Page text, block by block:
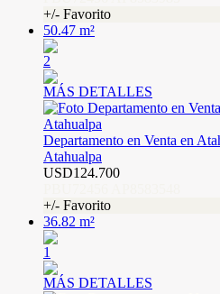
+/- Favorito
50.47 m²
2
MÁS DETALLES
Departamento en Venta en
Atahualpa
USD124.700
+/- Favorito
36.82 m²
1
MÁS DETALLES